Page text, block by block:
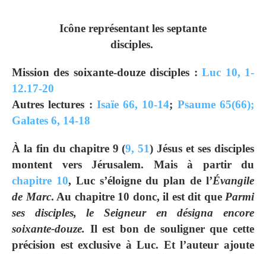
Icône représentant les septante
disciples.
Mission des soixante-douze disciples :Luc 10, 1-
12.17-20
Autres lectures : Isaïe 66, 10-14; Psaume 65(66);
Galates 6, 14-18
À la fin du chapitre 9 (9, 51) Jésus et ses disciples
montent vers Jérusalem. Mais à partir du
chapitre 10, Luc s’éloigne du plan de l’Évangile
de Marc. Au chapitre 10 donc, il est dit que Parmi
ses disciples, le Seigneur en désigna encore
soixante-douze. Il est bon de souligner que cette
précision est exclusive à Luc. Et l’auteur ajoute